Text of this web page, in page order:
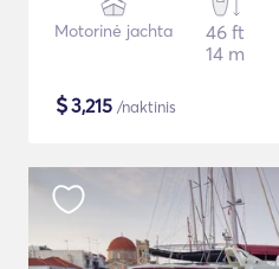
Motorinė jachta
46 ft
14 m
$3,215 /naktinis